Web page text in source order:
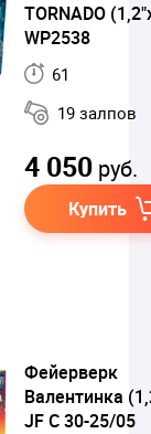
TORNADO
WP2538
61
19 залпов
4 050 руб.
Купить
Фейерверк
Валентинка
JF C 30-25/05